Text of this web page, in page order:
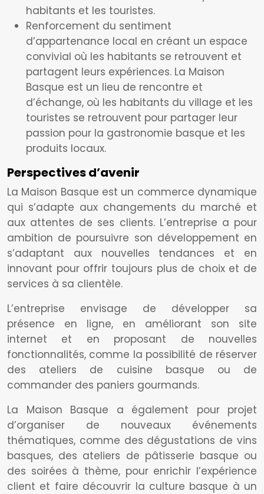
habitants et les touristes.
Renforcement du sentiment
d’appartenance local en créant un espace
convivial où les habitants se retrouvent et
partagent leurs expériences. La Maison
Basque est un lieu de rencontre et
d’échange, où les habitants du village et les
touristes se retrouvent pour partager leur
passion pour la gastronomie basque et les
produits locaux.
Perspectives d’avenir
La Maison Basque est un commerce dynamique
qui s’adapte aux changements du marché et
aux attentes de ses clients. L’entreprise a pour
ambition de poursuivre son développement en
s’adaptant aux nouvelles tendances et en
innovant pour offrir toujours plus de choix et de
services à sa clientèle.
L’entreprise envisage de développer sa
présence en ligne, en améliorant son site
internet et en proposant de nouvelles
fonctionnalités, comme la possibilité de réserver
des ateliers de cuisine basque ou de
commander des paniers gourmands.
La Maison Basque a également pour projet
d’organiser de nouveaux événements
thématiques, comme des dégustations de vins
basques, des ateliers de pâtisserie basque ou
des soirées à thème, pour enrichir l’expérience
client et faire découvrir la culture basque à un